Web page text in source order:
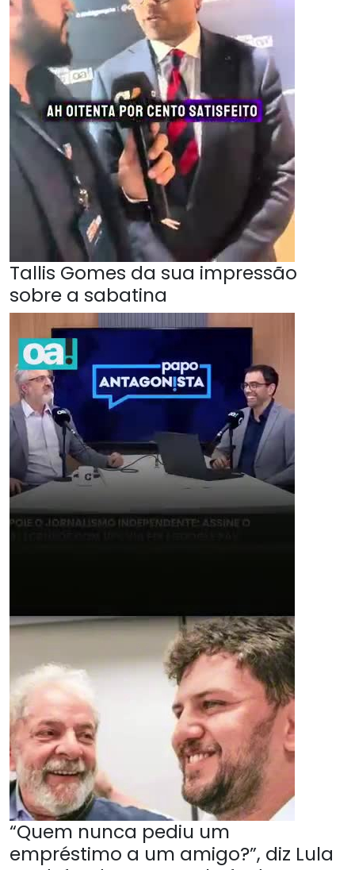
Tallis Gomes da sua impressão
sobre a sabatina
“Quem nunca pediu um
empréstimo a um amigo?”, diz Lula